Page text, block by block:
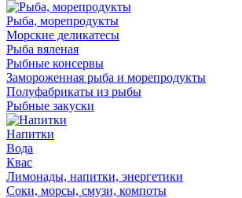
Рыба, морепродукты
Морские деликатесы
Рыба вяленая
Рыбные консервы
Замороженная рыба и морепродукты
Полуфабрикаты из рыбы
Рыбные закуски
Напитки
Вода
Квас
Лимонады, напитки, энергетики
Соки, морсы, смузи, компоты